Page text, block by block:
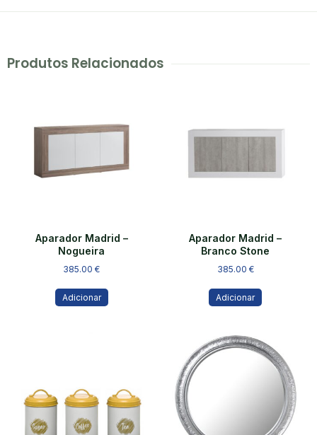
Produtos Relacionados
Aparador Madrid –
Nogueira
385.00€
Adicionar
Aparador Madrid –
Branco Stone
385.00 €
Adicionar